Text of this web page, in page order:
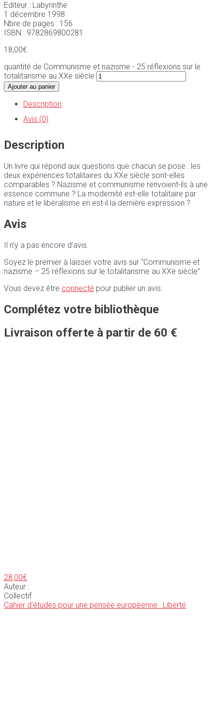
Editeur : Labyrinthe
1 décembre 1998
Nbre de pages : 156
ISBN : 9782869800281
18,00€
quantité de Communisme et nazisme - 25 réflexions sur le
totalitarisme au XXe siècle
Ajouter au panier
Description
Avis (0)
Description
Un livre qui répond aux questions que chacun se pose : les
deux expériences totalitaires du XXe siècle sont-elles
comparables ? Nazisme et communisme renvoient-ils à une
essence commune ? La modernité est-elle totalitaire par
nature et le libéralisme en est-il la dernière expression ?
Avis
Il n’y a pas encore d’avis.
Soyez le premier à laisser votre avis sur “Communisme et
nazisme – 25 réflexions sur le totalitarisme au XXe siècle”
Vous devez être connecté pour publier un avis.
Complétez votre bibliothèque
Livraison offerte à partir de 60 €
28,00€
Auteur :
Collectif
Cahier d’études pour une pensée européenne : Liberté